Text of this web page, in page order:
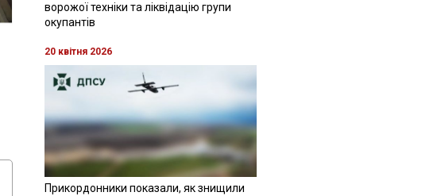
ворожої техніки та ліквідацію групи
окупантів
20 квітня 2026
Прикордонники показали, як знищили